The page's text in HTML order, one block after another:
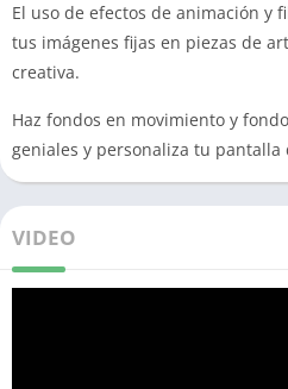
El uso de efectos de animación y
tus imágenes fijas en piezas de
creativa.
Haz fondos en movimiento y
geniales y personaliza tu pantalla
VIDEO